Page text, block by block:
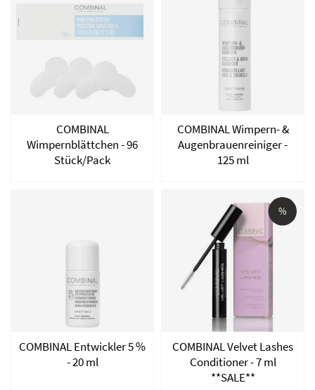
COMBINAL
Wimpernblättchen - 96
Stück/Pack
COMBINAL Wimpern- &
Augenbrauenreiniger -
125 ml
COMBINAL Entwickler 5 %
- 20 ml
%
COMBINAL Velvet Lashes
Conditioner - 7 ml
**SALE**